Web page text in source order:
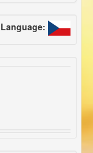
Language: